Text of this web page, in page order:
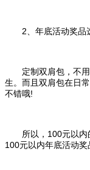
2、年底活动奖品
定制双肩包，不用
生。而且双肩包在日
不错哦!
所以，100元以内的
100元以内年底活动奖